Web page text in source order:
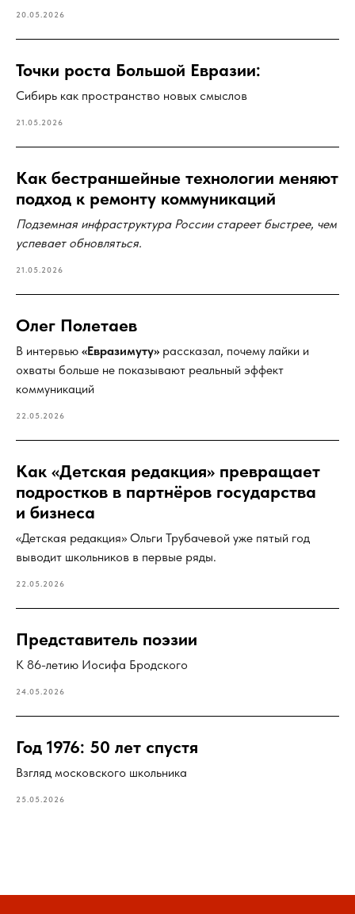
20.05.2026
Точки роста Большой Евразии:
Сибирь как пространство новых смыслов
21.05.2026
Как бестраншейные технологии меняют
подход к ремонту коммуникаций
Подземная инфраструктура России стареет быстрее, чем
успевает обновляться.
21.05.2026
Олег Полетаев
В интервью «Евразимуту» рассказал, почему лайки и
охваты больше не показывают реальный эффект
коммуникаций
22.05.2026
Как «Детская редакция» превращает
подростков в партнёров государства
и бизнеса
«Детская редакция» Ольги Трубачевой уже пятый год
выводит школьников в первые ряды.
22.05.2026
Представитель поэзии
К 86-летию Иосифа Бродского
24.05.2026
Год 1976: 50 лет спустя
Взгляд московского школьника
25.05.2026